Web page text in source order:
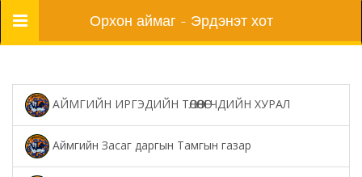
Цэс Орхон аймаг - Эрдэнэт хот
АЙМГИЙН ИРГЭДИЙН ТӨЛӨӨЛӨГЧДИЙН ХУРАЛ
Аймгийн Засаг даргын Тамгын газар